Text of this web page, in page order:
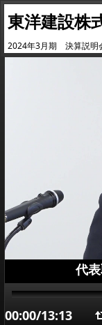
東洋建設株
2024年3月期 決算説明
代
00:00/13:13